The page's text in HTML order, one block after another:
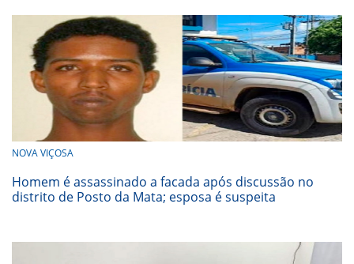
NOVA VIÇOSA
Homem é assassinado a facada após discussão no
distrito de Posto da Mata; esposa é suspeita